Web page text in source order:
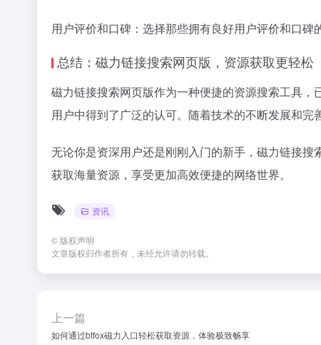
用户评价和口碑：选择那些拥有良好用户评价和口碑
总结：磁力链接搜索网页版，资源获取更轻松
磁力链接搜索网页版作为一种便捷的资源搜索工具
用户中得到了广泛的认可。随着技术的不断发展和完
无论你是资深用户还是刚刚入门的新手，磁力链接
获取海量资源，享受更加高效便捷的网络世界。
资讯
© 版权声明
文章版权归作者所有，未经允许请勿转载。
上一篇
如何通过btfox磁力入口轻松获取资源，体验极致畅享